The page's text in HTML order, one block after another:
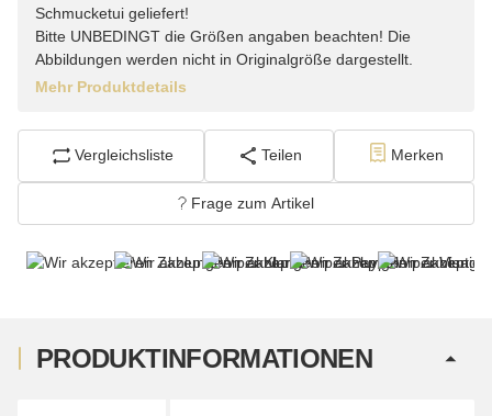
Schmucketui geliefert!
Bitte UNBEDINGT die Größen angaben beachten! Die
Abbildungen werden nicht in Originalgröße dargestellt.
Mehr Produktdetails
Vergleichsliste Teilen Merken
Frage zum Artikel
PRODUKTINFORMATIONEN